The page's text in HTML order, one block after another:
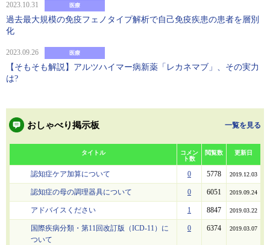
2023.10.31 医療
過去最大規模の免疫フェノタイプ解析で自己免疫疾患の患者を層別
化
2023.09.26 医療
【そもそも解説】アルツハイマー病新薬「レカネマブ」、その実力
は?
おしゃべり掲示板 一覧を見る
タイトル
コメン
ト数
閲覧数 更新日
認知症ケア加算について 0 5778 2019.12.03
認知症の母の調理器具について 0 6051 2019.09.24
アドバイスください 1 8847 2019.03.22
国際疾病分類・第11回改訂版（ICD-11）に
ついて
0 6374 2019.03.07